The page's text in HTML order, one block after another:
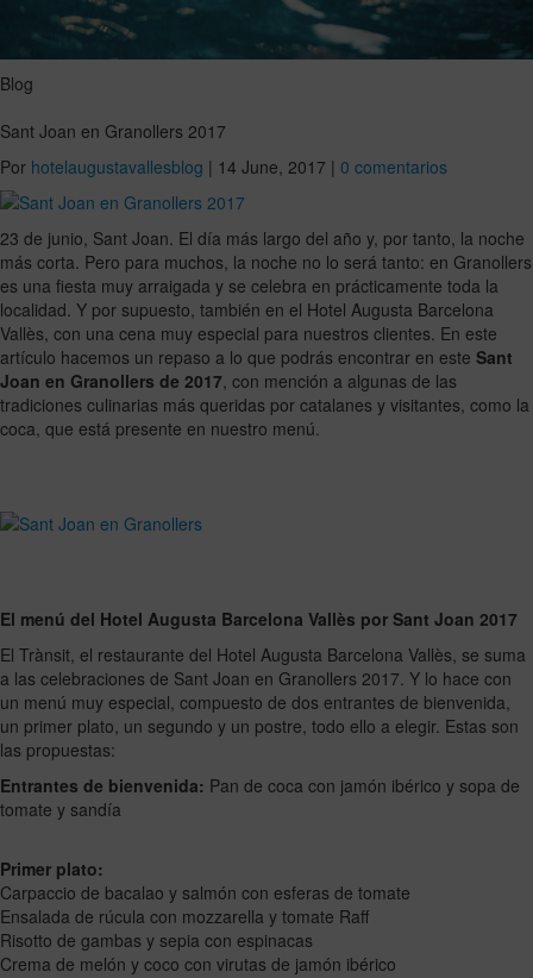
Blog
Sant Joan en Granollers 2017
Por hotelaugustavallesblog | 14 June, 2017 | 0 comentarios
23 de junio, Sant Joan. El día más largo del año y, por tanto, la noche
más corta. Pero para muchos, la noche no lo será tanto: en Granollers
es una fiesta muy arraigada y se celebra en prácticamente toda la
localidad. Y por supuesto, también en el Hotel Augusta Barcelona
Vallès, con una cena muy especial para nuestros clientes. En este
artículo hacemos un repaso a lo que podrás encontrar en este Sant
Joan en Granollers de 2017, con mención a algunas de las
tradiciones culinarias más queridas por catalanes y visitantes, como la
coca, que está presente en nuestro menú.
El menú del Hotel Augusta Barcelona Vallès por Sant Joan 2017
El Trànsit, el restaurante del Hotel Augusta Barcelona Vallès, se suma
a las celebraciones de Sant Joan en Granollers 2017. Y lo hace con
un menú muy especial, compuesto de dos entrantes de bienvenida,
un primer plato, un segundo y un postre, todo ello a elegir. Estas son
las propuestas:
Entrantes de bienvenida: Pan de coca con jamón ibérico y sopa de
tomate y sandía
Primer plato:
Carpaccio de bacalao y salmón con esferas de tomate
Ensalada de rúcula con mozzarella y tomate Raff
Risotto de gambas y sepia con espinacas
Crema de melón y coco con virutas de jamón ibérico